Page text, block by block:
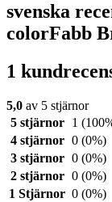
svenska
colorFabb
1
5,0 av 5 stjärnor
5 stjärnor
1
4 stjärnor 0 (0%)
3 stjärnor 0 (0%)
2 stjärnor 0 (0%)
1 Stjärnor 0 (0%)